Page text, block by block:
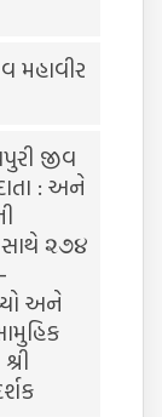
મહાવીર
જીવ
: અને
સાથે ૨૭૪
અને